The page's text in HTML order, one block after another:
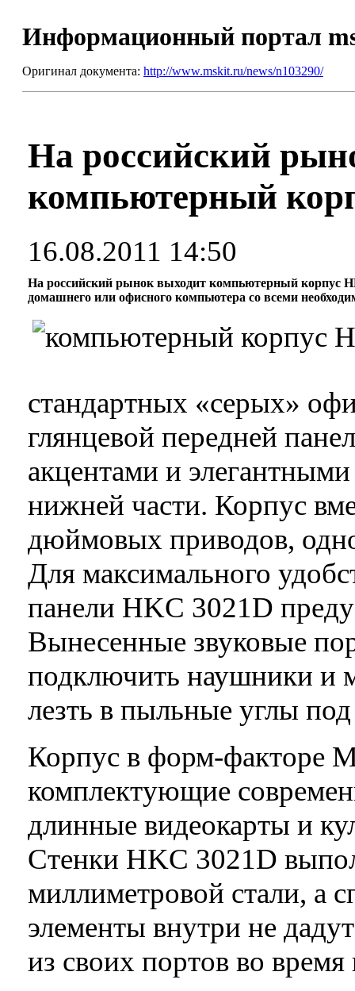
Информационный портал
Оригинал документа: http://www.mskit.ru/news/n103290/
На российский
компьютерный
16.08.2011 14:50
На российский рынок выходит компьютерный корпус
домашнего или офисного компьютера со всеми
стандартных «серых»
глянцевой передней
акцентами и
нижней части. Корпус
дюймовых приводов,
Для максимального
панели HKC 3021D
Вынесенные звуковые
подключить наушники и
лезть в пыльные углы
Корпус в форм-факторе
комплектующие
длинные видеокарты и
Стенки HKC 3021D
миллиметровой стали, а
элементы внутри не
из своих портов во время